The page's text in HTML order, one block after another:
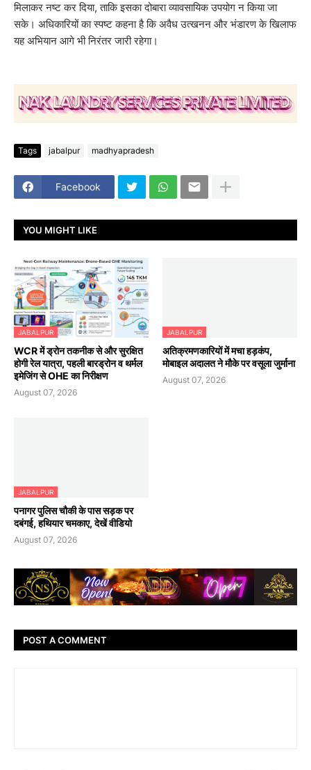
मिलाकर नष्ट कर दिया, ताकि इसका दोबारा व्यावसायिक उपयोग न किया जा
सके। अधिकारियों का स्पष्ट कहना है कि अवैध उत्खनन और भंडारण के खिलाफ
यह अभियान आगे भी निरंतर जारी रहेगा।
Tags jabalpur madhyapradesh
Facebook
YOU MIGHT LIKE
JABALPUR
WCR में ड्रोन तकनीक से और सुरक्षित
होगी रेल यात्रा, पहली बारड्रोन व थर्मल
इमेजिंग से OHE का निरीक्षण
August 07, 2026
JABALPUR
अतिक्रमणकारियों में मचा हड़कंप,
मोबाइल अदालत ने मौके पर वसूला जुर्माना
August 07, 2026
JABALPUR
पनागर पुलिस चौकी के पास सड़क पर
दबंगई, हथियार चमकाए, देखें वीडियो
August 07, 2026
POST A COMMENT